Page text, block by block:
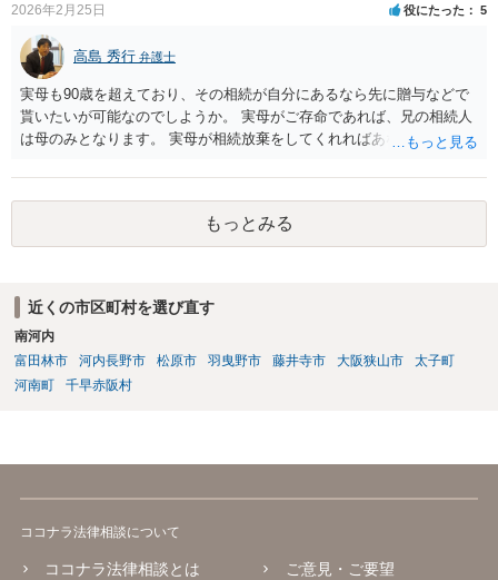
2026年2月25日 役にたった 5
高島 秀行 弁護士
実母も90歳を超えており、その相続が自分にあるなら先に贈与などで
貰いたいが可能なのでしようか。 実母がご存命であれば、兄の相続人
は母のみとなります。 実母が相続放棄をしてくれればあなた方兄弟及
ないと思います。
もっとみる
近くの市区町村を選び直す
南河内
富田林市
河内長野市 松原市 羽曳野市 藤井寺市 大阪狭山市
太子町
河南町
千早赤阪村
ココナラ法律相談について
ココナラ法律相談とは
ご意見・ご要望